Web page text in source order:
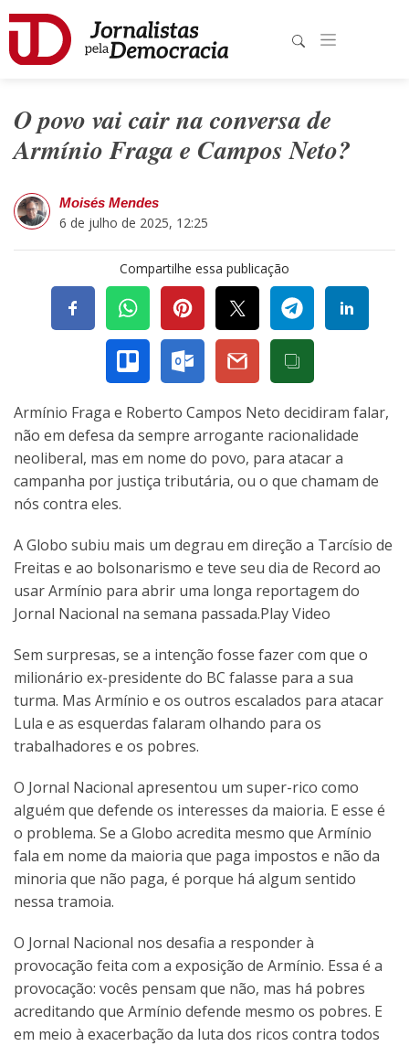
O povo vai cair na conversa de
Armínio Fraga e Campos Neto?
Moisés Mendes
6 de julho de 2025, 12:25
Compartilhe essa publicação
Armínio Fraga e Roberto Campos Neto decidiram falar,
não em defesa da sempre arrogante racionalidade
neoliberal, mas em nome do povo, para atacar a
campanha por justiça tributária, ou o que chamam de
nós contra eles.
A Globo subiu mais um degrau em direção a Tarcísio de
Freitas e ao bolsonarismo e teve seu dia de Record ao
usar Armínio para abrir uma longa reportagem do
Jornal Nacional na semana passada.Play Video
Sem surpresas, se a intenção fosse fazer com que o
milionário ex-presidente do BC falasse para a sua
turma. Mas Armínio e os outros escalados para atacar
Lula e as esquerdas falaram olhando para os
trabalhadores e os pobres.
O Jornal Nacional apresentou um super-rico como
alguém que defende os interesses da maioria. E esse é
o problema. Se a Globo acredita mesmo que Armínio
fala em nome da maioria que paga impostos e não da
minoria que não paga, é porque há algum sentido
nessa tramoia.
O Jornal Nacional nos desafia a responder à
provocação feita com a exposição de Armínio. Essa é a
provocação: vocês pensam que não, mas há pobres
acreditando que Armínio defende mesmo os pobres. E
em meio à exacerbação da luta dos ricos contra todos